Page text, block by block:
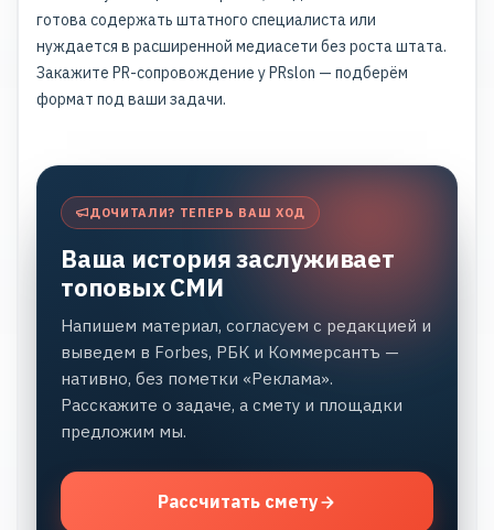
готова содержать штатного специалиста или
нуждается в расширенной медиасети без роста штата.
Закажите PR-сопровождение у PRslon — подберём
формат под ваши задачи.
ДОЧИТАЛИ? ТЕПЕРЬ ВАШ ХОД
Ваша история заслуживает
топовых СМИ
Напишем материал, согласуем с редакцией и
выведем в Forbes, РБК и Коммерсантъ —
нативно, без пометки «Реклама».
Расскажите о задаче, а смету и площадки
предложим мы.
Рассчитать смету